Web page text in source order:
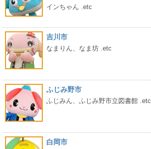
インちゃん .etc
吉川市
なまりん、なま坊 .etc
ふじみ野市
ふじみん、ふじみ野市立図書館 .etc
白岡市